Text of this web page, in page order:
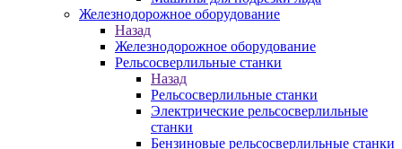
Железнодорожное оборудование
Назад
Железнодорожное оборудование
Рельсосверлильные станки
Назад
Рельсосверлильные станки
Электрические рельсосверлильные
станки
Бензиновые рельсосверлильные станки